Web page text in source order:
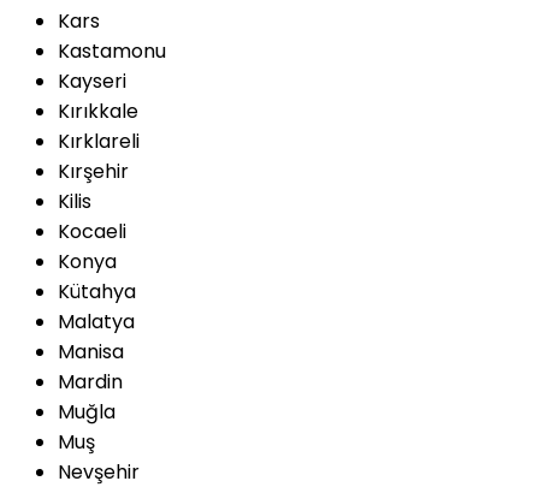
Kars
Kastamonu
Kayseri
Kırıkkale
Kırklareli
Kırşehir
Kilis
Kocaeli
Konya
Kütahya
Malatya
Manisa
Mardin
Muğla
Muş
Nevşehir